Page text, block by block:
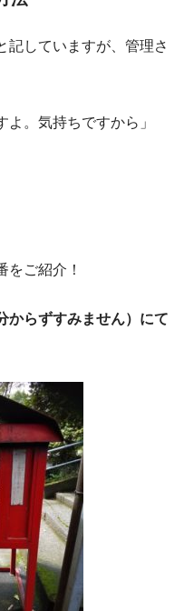
記していますが、管理さ
。気持ちですから」
をご紹介！
らずすみません）にて